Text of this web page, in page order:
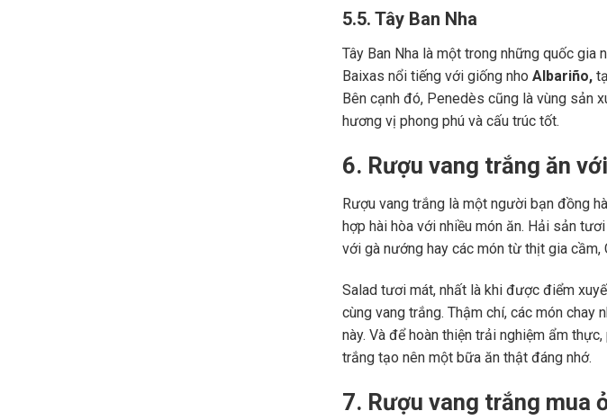
5.5. Tây Ban Nha
Tây Ban Nha là một trong những quốc gia
Baixas nổi tiếng với giống nho Albariño,
Bên cạnh đó, Penedès cũng là vùng sản
hương vị phong phú và cấu trúc tốt.
6. Rượu vang trắng ăn
Rượu vang trắng là một người bạn đồng
hợp hài hòa với nhiều món ăn. Hải sản
với gà nướng hay các món từ thịt gia
Salad tươi mát, nhất là khi được điểm
cùng vang trắng. Thậm chí, các món
này. Và để hoàn thiện trải nghiệm ẩm
trắng tạo nên một bữa ăn thật đáng nhớ.
7. Rượu vang trắng mua